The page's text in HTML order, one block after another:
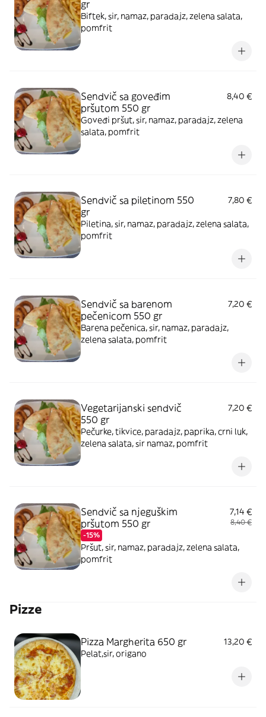
gr
Biftek, sir, namaz, paradajz, zelena salata,
pomfrit
Sendvič sa goveđim
pršutom 550 gr
8,40 €
Goveđi pršut, sir, namaz, paradajz, zelena
salata, pomfrit
Sendvič sa piletinom 550
gr
7,80 €
Piletina, sir, namaz, paradajz, zelena salata,
pomfrit
Sendvič sa barenom
pečenicom 550 gr
7,20 €
Barena pečenica, sir, namaz, paradajz,
zelena salata, pomfrit
Vegetarijanski sendvič
550 gr
7,20 €
Pečurke, tikvice, paradajz, paprika, crni luk,
zelena salata, sir namaz, pomfrit
Sendvič sa njeguškim
pršutom 550 gr
-15%
7,14 €
8,40 €
Pršut, sir, namaz, paradajz, zelena salata,
pomfrit
Pizze
Pizza Margherita 650 gr
13,20 €
Pelat,sir, origano